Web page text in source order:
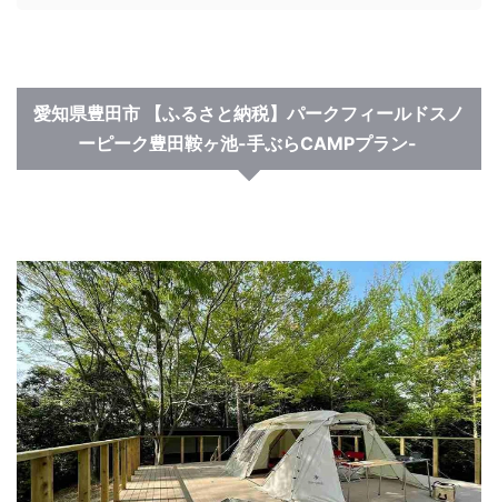
愛知県豊田市
【ふるさと納税】パークフィールドスノ
ーピーク豊田鞍ヶ池-手ぶらCAMPプラン-